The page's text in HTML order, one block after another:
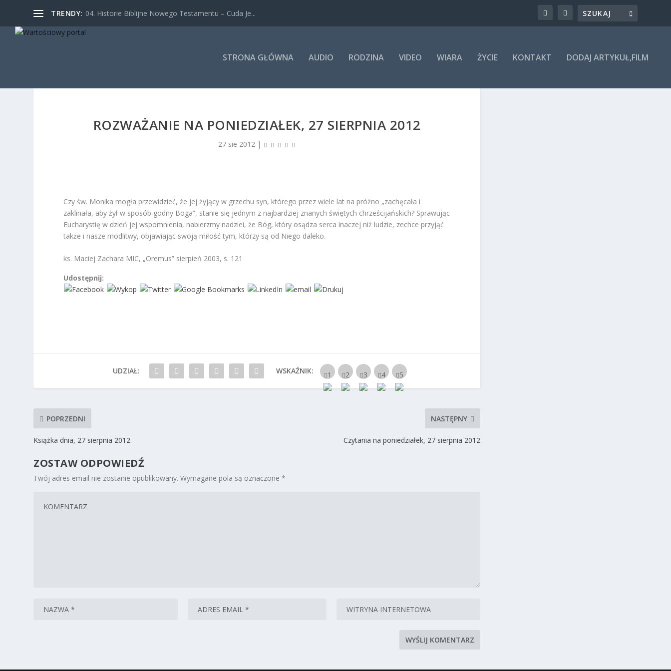
TRENDY: 04. Historie Biblijne Nowego Testamentu – Cuda Je...
STRONA GŁÓWNA AUDIO RODZINA VIDEO WIARA ŻYCIE KONTAKT DODAJ ARTYKUŁ,FILM
ROZWAŻANIE NA PONIEDZIAŁEK, 27 SIERPNIA 2012
27 sie 2012|
Czy św. Monika mogła przewidzieć, że jej żyjący w grzechu syn, którego przez wiele lat na próżno „zachęcała i
zaklinała, aby żył w sposób godny Boga”, stanie się jednym z najbardziej znanych świętych chrześcijańskich? Sprawując
Eucharystię w dzień jej wspomnienia, nabierzmy nadziei, że Bóg, który osądza serca inaczej niż ludzie, zechce przyjąć
także i nasze modlitwy, objawiając swoją miłość tym, którzy są od Niego daleko.
ks. Maciej Zachara MIC, „Oremus” sierpień 2003, s. 121
Udostępnij:
UDZIAŁ: WSKAŹNIK:
POPRZEDNI
Książka dnia, 27 sierpnia 2012
NASTĘPNY
Czytania na poniedziałek, 27 sierpnia 2012
ZOSTAW ODPOWIEDŹ
Twój adres email nie zostanie opublikowany. Wymagane pola są oznaczone*